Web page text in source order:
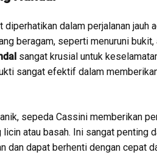
dalam perjalanan jauh
beragam, seperti menuruni bukit,
sangat krusial untuk
sangat efektif dalam
sepeda Cassini memberikan
licin atau basah. Ini sangat penting
dan dapat berhenti dengan cepat